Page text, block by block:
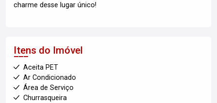
charme desse lugar único!
Itens do Imóvel
Aceita PET
Ar Condicionado
Área de Serviço
Churrasqueira